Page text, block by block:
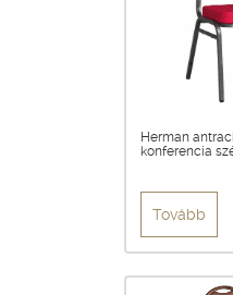
Herman
konferencia
Tovább